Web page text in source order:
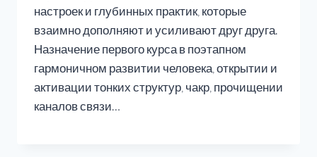
настроек и глубинных практик, которые
взаимно дополняют и усиливают друг друга.
Назначение первого курса в поэтапном
гармоничном развитии человека, открытии и
активации тонких структур, чакр, прочищении
каналов связи…